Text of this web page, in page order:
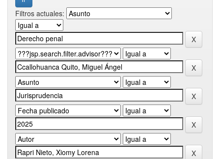
Filtros actuales: